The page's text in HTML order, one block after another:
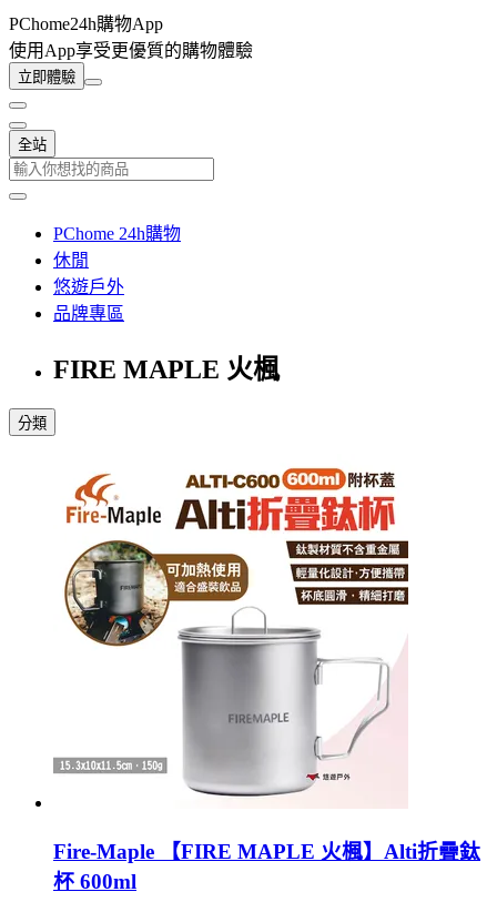
PChome24h購物App
使用App享受更優質的購物體驗
立即體驗
全站
PChome 24h購物
休閒
悠遊戶外
品牌專區
FIRE MAPLE 火楓
分類
Fire-Maple 【FIRE MAPLE 火楓】Alti折疊鈦
杯 600ml